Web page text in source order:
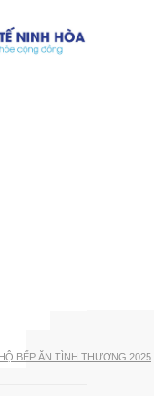
BẾP ĂN TÌNH THƯƠNG 2025